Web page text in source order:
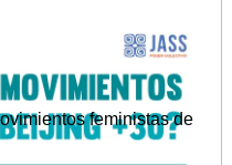
feministas de